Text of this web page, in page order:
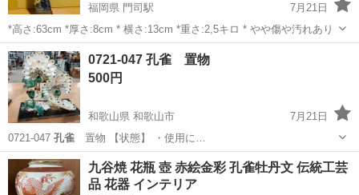
福岡県 門司駅
7月21日
*高さ:63cm *厚さ:8cm * 横さ:13cm *重さ:2,5キロ * やや傷や汚れあり
福岡 北九州市 門司駅 その他
0721-047 孔雀 置物
500円
和歌山県 和歌山市
7月21日
0721-047 孔雀 置物 【状態】 ・使用に…
和歌山 和歌山市 インテリア雑貨/小物 孔雀
九谷焼 花瓶 壺 赤絵金彩 孔雀牡丹文 伝統工芸
品 花器 インテリア